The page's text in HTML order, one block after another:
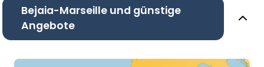
Bejaia-Marseille und günstige
Angebote